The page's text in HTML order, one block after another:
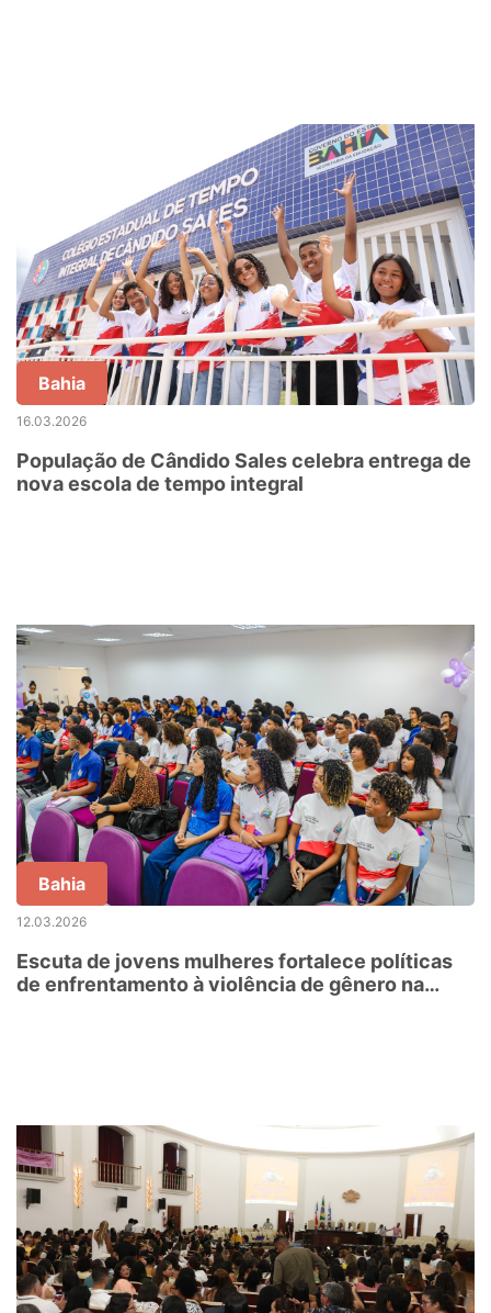
Bahia
16.03.2026
População de Cândido Sales celebra entrega de
nova escola de tempo integral
Bahia
12.03.2026
Escuta de jovens mulheres fortalece políticas
de enfrentamento à violência de gênero na